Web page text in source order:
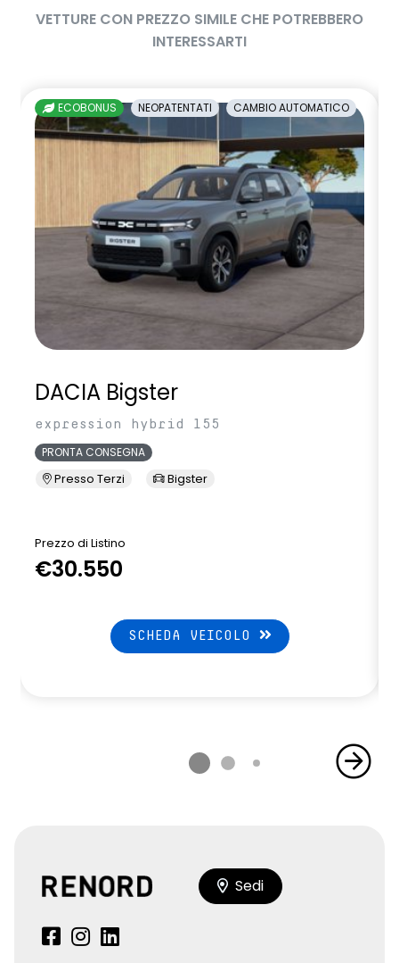
VETTURE CON PREZZO SIMILE CHE POTREBBERO
INTERESSARTI
ECOBONUS NEOPATENTATI CAMBIO AUTOMATICO
DACIA Bigster
expression hybrid 155
PRONTA CONSEGNA
Presso Terzi Bigster
Prezzo di Listino
€30.550
SCHEDA VEICOLO
Sedi